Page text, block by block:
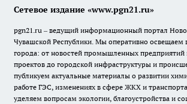
Сетевое издание «www.pgn21.ru»
pgn21.ru – ведущий информационный портал
Чувашской Республики. Мы оперативно освещаем
города: от новостей промышленных предприятий
проектов до городской инфраструктуры и
публикуем актуальные материалы о развитии
работе ГЭС, изменениях в сфере ЖКХ и
уделяем вопросам экологии, благоустройства и